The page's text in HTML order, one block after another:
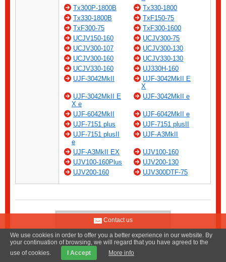
Tx300P-1800B
Tx330-1800
Tx330-1800B
TxF150-75
TxF300-75
TxF300-1600
UCJV150-160
UCJV300-75
UCJV300-107
UCJV300-130
UCJV300-160
UCJV330-130
UCJV330-160
UJ330H-160
UJF-3042MkII
UJF-3042MkII E
X
UJF-3042MkII E
X e
UJF-3042MkII e
UJF-6042MkII
UJF-6042MkII e
UJF-7151 plus
UJF-7151 plusII
UJF-7151 plusII
e
UJF-A3MkII
UJF-A3MkII EX
UJV100-160
UJV100-160Plus
UJV200-130
UJV200-160
UJV300DTF-75
Contact us
We use cookies in order to offer you a better experience in our website. By
your continuation of browsing, we will regard that you have agreed to the
use of cookies.
I Accept More info